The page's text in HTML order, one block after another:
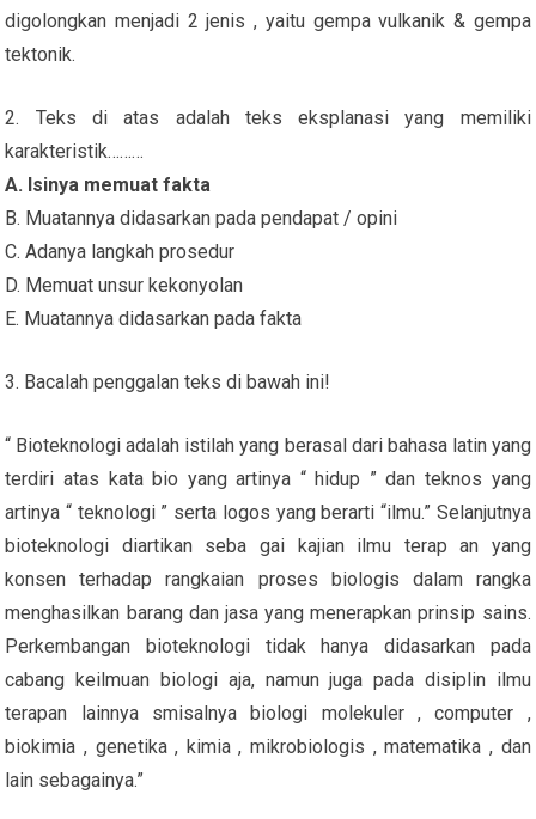
digolongkan menjadi 2 jenis , yaitu gempa vulkanik & gempa
tektonik.
2. Teks di atas adalah teks eksplanasi yang memiliki
karakteristik………
A. Isinya memuat fakta
B. Muatannya didasarkan pada pendapat / opini
C. Adanya langkah prosedur
D. Memuat unsur kekonyolan
E. Muatannya didasarkan pada fakta
3. Bacalah penggalan teks di bawah ini!
“ Bioteknologi adalah istilah yang berasal dari bahasa latin yang
terdiri atas kata bio yang artinya “ hidup ” dan teknos yang
artinya “ teknologi ” serta logos yang berarti “ilmu.” Selanjutnya
bioteknologi diartikan seba gai kajian ilmu terap an yang
konsen terhadap rangkaian proses biologis dalam rangka
menghasilkan barang dan jasa yang menerapkan prinsip sains.
Perkembangan bioteknologi tidak hanya didasarkan pada
cabang keilmuan biologi aja, namun juga pada disiplin ilmu
terapan lainnya smisalnya biologi molekuler , computer ,
biokimia , genetika , kimia , mikrobiologis , matematika , dan
lain sebagainya.”